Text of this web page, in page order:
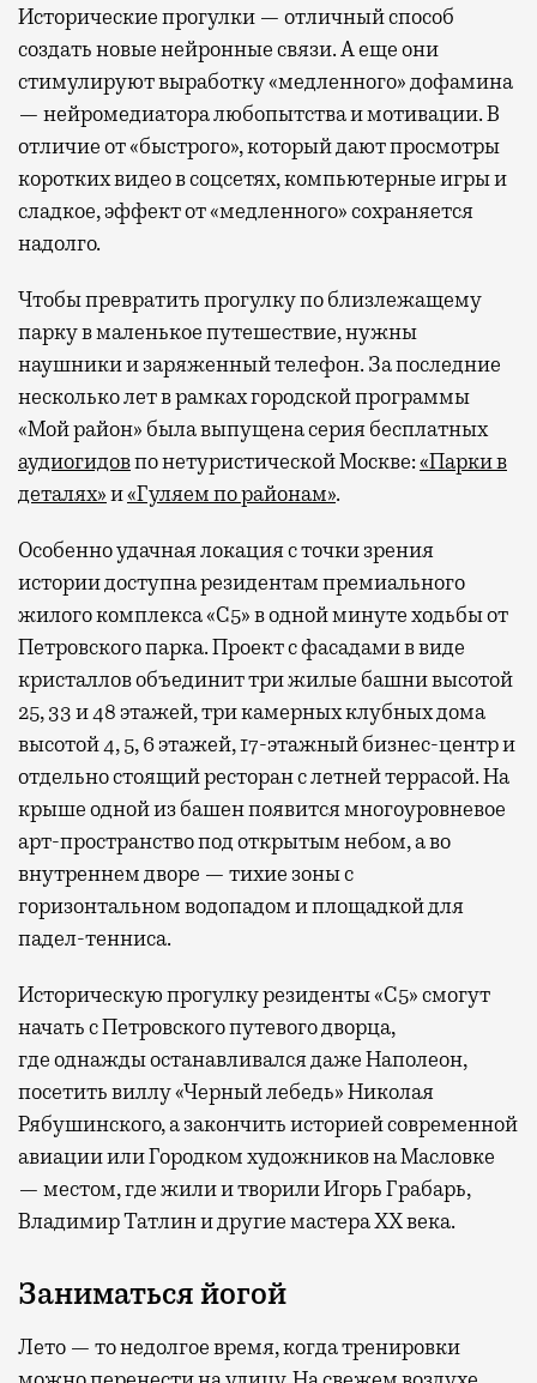
Исторические прогулки — отличный способ
создать новые нейронные связи. А еще они
стимулируют выработку «медленного» дофамина
— нейромедиатора любопытства и мотивации. В
отличие от «быстрого», который дают просмотры
коротких видео в соцсетях, компьютерные игры и
сладкое, эффект от «медленного» сохраняется
надолго.
Чтобы превратить прогулку по близлежащему
парку в маленькое путешествие, нужны
наушники и заряженный телефон. За последние
несколько лет в рамках городской программы
«Мой район» была выпущена серия бесплатных
аудиогидовпо нетуристической Москве:«Парки в
деталях»и«Гуляем по районам».
Особенно удачная локация с точки зрения
истории доступна резидентам премиального
жилого комплекса «С5»в одной минуте ходьбы от
Петровского парка. Проект с фасадами в виде
кристаллов объединит три жилые башни высотой
25, 33 и 48 этажей, три камерных клубных дома
высотой 4, 5, 6 этажей, 17-этажный бизнес-центр и
отдельно стоящий ресторан с летней террасой. На
крыше одной из башен появится многоуровневое
арт-пространство под открытым небом, а во
внутреннем дворе — тихие зоны с
горизонтальном водопадом и площадкой для
падел-тенниса.
Историческую прогулку резиденты «С5» смогут
начать с Петровского путевого дворца,
гдеоднажды останавливался даже Наполеон,
посетить виллу «Черный лебедь» Николая
Рябушинского, а закончить историей современной
авиации или Городком художников на Масловке
— местом, где жили и творили Игорь Грабарь,
Владимир Татлин и другие мастера XX века.
Заниматься йогой
Лето — то недолгое время, когда тренировки